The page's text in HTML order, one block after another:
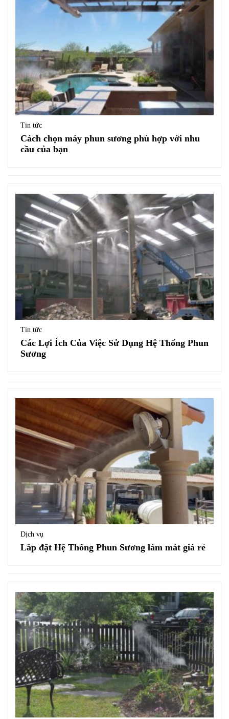
Tin tức
Cách chọn máy phun sương phù hợp với nhu
cầu của bạn
Tin tức
Các Lợi Ích Của Việc Sử Dụng Hệ Thống Phun
Sương
Dịch vụ
Lắp đặt Hệ Thống Phun Sương làm mát giá rẻ